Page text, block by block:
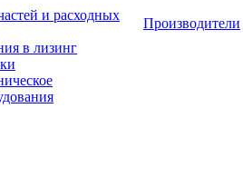
и расходных
в лизинг
Производители